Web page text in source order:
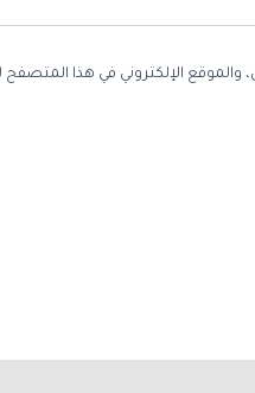
والموقع الإلكتروني في هذا